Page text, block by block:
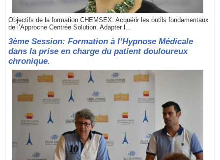
Objectifs de la formation CHEMSEX: Acquérir les outils fondamentaux
de l’Approche Centrée Solution. Adapter l...
3ème Session: Formation à l’Hypnose Médicale
dans la prise en charge du patient douloureux
chronique.